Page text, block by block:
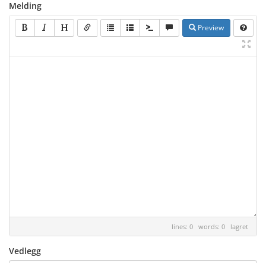
Melding
Preview
lines: 0 words: 0 lagret
Vedlegg